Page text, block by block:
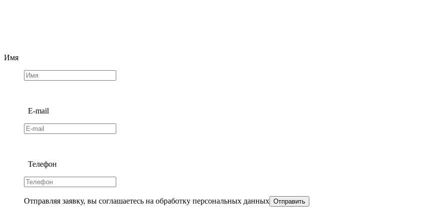
Имя
E-mail
Телефон
Отправляя заявку, вы соглашаетесь на обработку персональных данных Отправить